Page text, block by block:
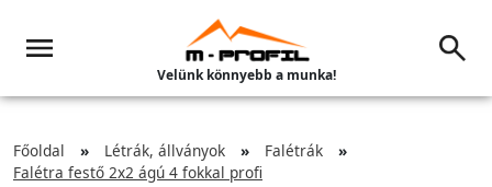
Velünk könnyebb a munka!
Főoldal Létrák, állványok
Falétrák
Falétra festő 2x2 ágú 4 fokkal profi